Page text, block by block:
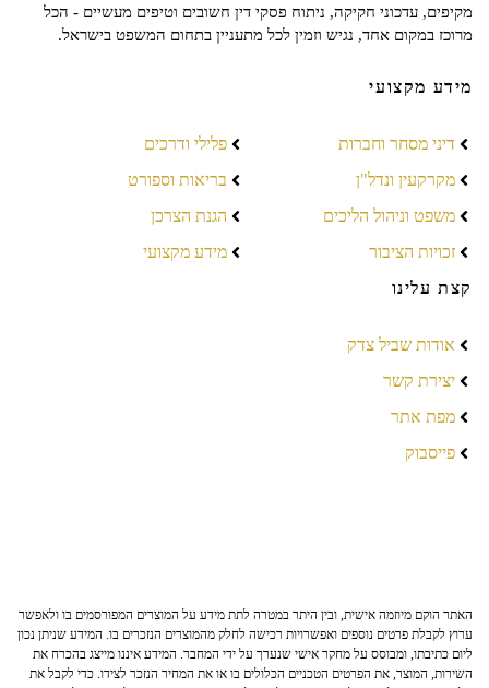
מקיפים, עדכוני חקיקה, ניתוח פסקי דין חשובים וטיפים מעשיים - הכל
מרוכז במקום אחד, נגיש וזמין לכל מתעניין בתחום המשפט בישראל.
מידע מקצועי
דיני מסחר וחברות
מקרקעין ונדל"ן
משפט וניהול הליכים
זכויות הציבור
פלילי ודרכים
בריאות וספורט
הגנת הצרכן
מידע מקצועי
קצת עלינו
אודות שביל צדק
יצירת קשר
מפת אתר
פייסבוק
האתר הוקם מיוזמה אישית, ובין היתר במטרה לתת מידע על המוצרים המפורסמים בו ולאפשר
ערוץ לקבלת פרטים נוספים ואפשרויות רכישה לחלק מהמוצרים הנזכרים בו. המידע שניתן נכון
ליום כתיבתו, ומבוסס על מחקר אישי שנערך על ידי המחבר. המידע איננו מייצג בהכרח את
השירות, המוצר, את הפרטים הטכניים הכלולים בו או את המחיר הנזכר לצידו. כדי לקבל את